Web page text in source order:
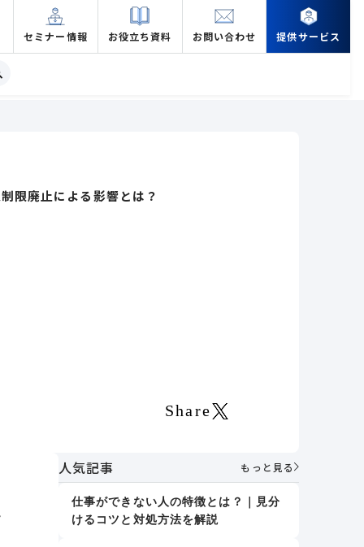
セミナー情報 お役立ち資料 お問い合わせ 提供サービス
限廃止による影響とは？
Share
人気記事 もっと見る
仕事ができない人の特徴とは？｜見分
けるコツと対処方法を解説